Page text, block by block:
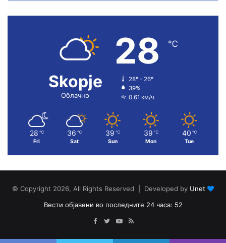
Skopje
Облачно
28 ℃
28º - 26º
39%
0.61 км/ч
28 ℃
Fri
36 ℃
Sat
39 ℃
Sun
39 ℃
Mon
40 ℃
Tue
© Copyright 2026, All Rights Reserved | Developed by Unet
Вести објавени во последните 24 часа: 52
Facebook
TwitterYouTube
RSS